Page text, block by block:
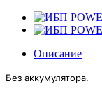
Описание
Без аккумулятора.